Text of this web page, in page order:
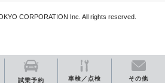
試乗予約 車検／点検 その他
CORPORATION Inc. All rights reserved.